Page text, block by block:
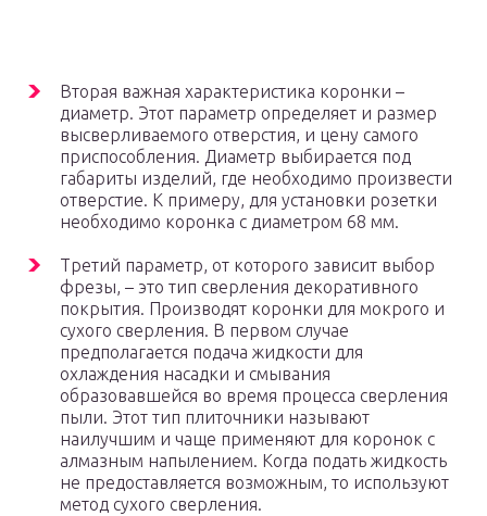
Вторая важная характеристика коронки –
диаметр. Этот параметр определяет и размер
высверливаемого отверстия, и цену самого
приспособления. Диаметр выбирается под
габариты изделий, где необходимо произвести
отверстие. К примеру, для установки розетки
необходимо коронка с диаметром 68 мм.
Третий параметр, от которого зависит выбор
фрезы, – это тип сверления декоративного
покрытия. Производят коронки для мокрого и
сухого сверления. В первом случае
предполагается подача жидкости для
охлаждения насадки и смывания
образовавшейся во время процесса сверления
пыли. Этот тип плиточники называют
наилучшим и чаще применяют для коронок с
алмазным напылением. Когда подать жидкость
не предоставляется возможным, то используют
метод сухого сверления.